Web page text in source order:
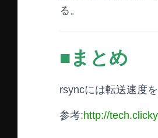
る。
■まとめ
rsyncには転送速度
参考:http://